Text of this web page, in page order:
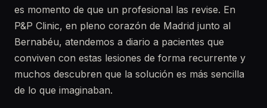
es momento de que un profesional las revise. En
P&P Clinic, en pleno corazón de Madrid junto al
Bernabéu, atendemos a diario a pacientes que
conviven con estas lesiones de forma recurrente y
muchos descubren que la solución es más sencilla
de lo que imaginaban.